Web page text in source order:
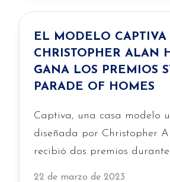
servicio comunitario y el
familias locales necesitadas.
EL MODELO CAPTIVA
CHRISTOPHER ALAN
GANA LOS PREMIOS
PARADE OF HOMES
Captiva, una casa modelo
diseñada por Christopher
recibió dos premios
Anual de Casas del
22 de marzo de 2023